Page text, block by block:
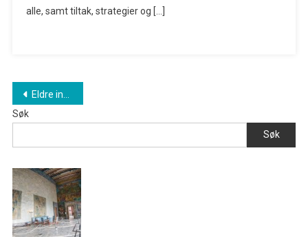
alle, samt tiltak, strategier og […]
Innleggnavigasjon
Eldre innlegg
Søk
Søk